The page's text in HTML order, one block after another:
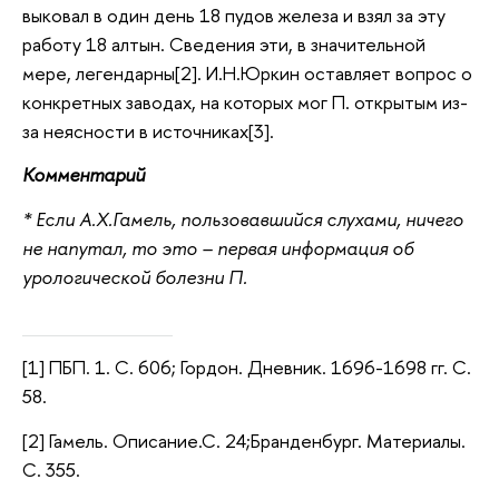
выковал в один день 18 пудов железа и взял за эту
работу 18 алтын. Сведения эти, в значительной
мере, легендарны[2]. И.Н.Юркин оставляет вопрос о
конкретных заводах, на которых мог П. открытым из-
за неясности в источниках[3].
Комментарий
* Если А.Х.Гамель, пользовавшийся слухами, ничего
не напутал, то это – первая информация об
урологической болезни П.
[1] ПБП. 1. С. 606; Гордон. Дневник. 1696-1698 гг. С.
58.
[2] Гамель. Описание.С. 24;Бранденбург. Материалы.
С. 355.